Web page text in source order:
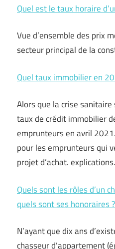
Quel est le taux horaire
Vue d’ensemble des prix
secteur principal de la
Quel taux immobilier en
Alors que la crise
taux de crédit immobilier
emprunteurs en avril
pour les emprunteurs qui
projet d’achat. explications.
Quels sont les rôles d’un
quels sont ses honoraires ?
N’ayant que dix ans
chasseur d’appartement